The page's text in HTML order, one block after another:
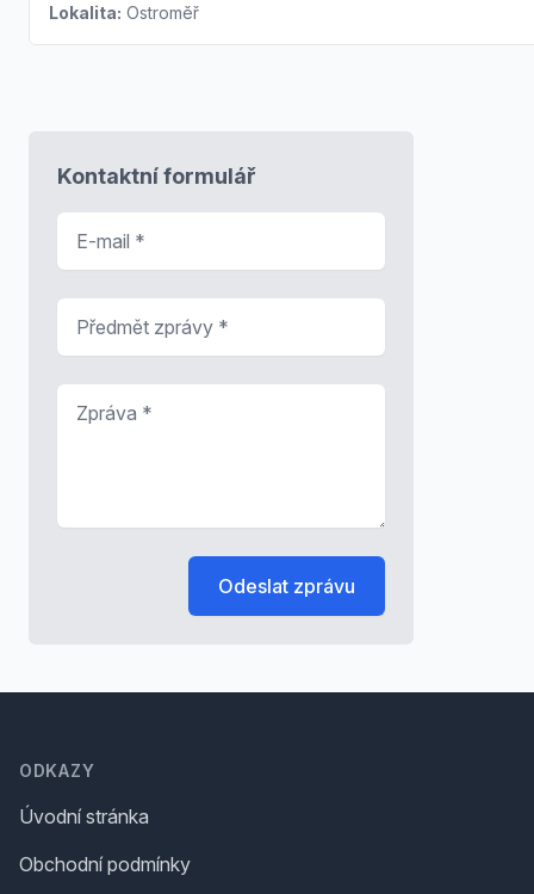
Lokalita: Ostroměř
Kontaktní formulář
Odeslat zprávu
ODKAZY
Úvodní stránka
Obchodní podmínky